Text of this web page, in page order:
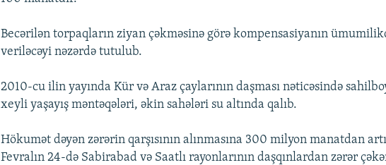
Becərilən torpaqların ziyan çəkməsinə görə kompensasiyanın
veriləcəyi nəzərdə tutulub.
2010-cu ilin yayında Kür və Araz çaylarının daşması nəticəsində
xeyli yaşayış məntəqələri, əkin sahələri su altında qalıb.
Hökumət dəyən zərərin qarşısının alınmasına 300 milyon manatdan
Fevralın 24-də Sabirabad və Saatlı rayonlarının daşqınlardan zərər